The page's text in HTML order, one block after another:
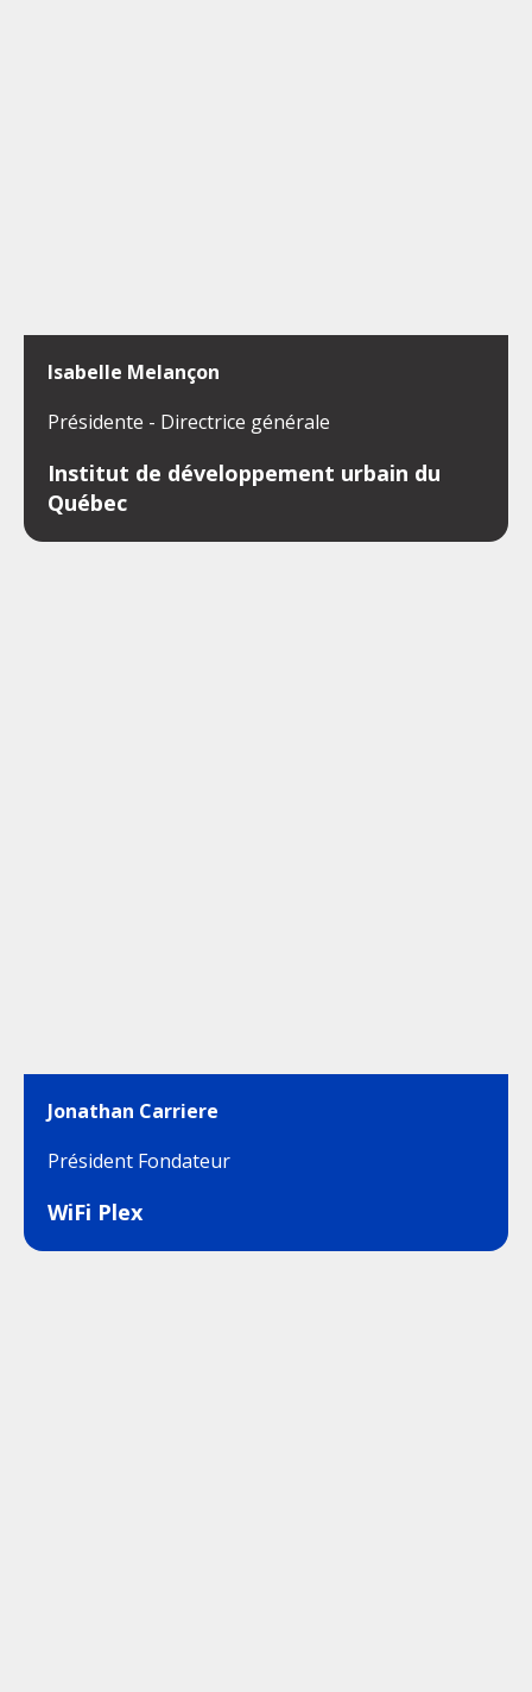
Isabelle Melançon
Présidente - Directrice générale
Institut de développement urbain du
Québec
Jonathan Carriere
Président Fondateur
WiFi Plex